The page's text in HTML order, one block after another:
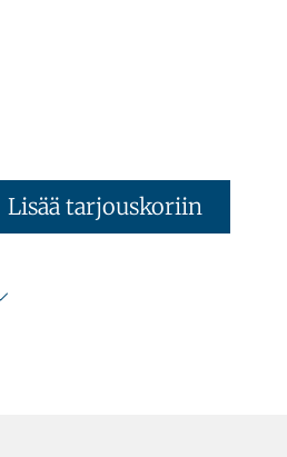
Lisää tarjouskoriin